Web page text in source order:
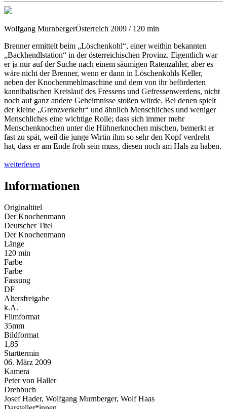
Wolfgang MurnbergerÖsterreich 2009 / 120 min
Brenner ermittelt beim „Löschenkohl“, einer weithin bekannten
„Backhendlstation“ in der österreichischen Provinz. Eigentlich war
er ja nur auf der Suche nach einem säumigen Ratenzahler, aber es
wäre nicht der Brenner, wenn er dann in Löschenkohls Keller,
neben der Knochenmehlmaschine und dem von ihr beförderten
kannibalischen Kreislauf des Fressens und Gefressenwerdens, nicht
noch auf ganz andere Geheimnisse stoßen würde. Bei denen spielt
der kleine „Grenzverkehr“ und ähnlich Menschliches und weniger
Menschliches eine wichtige Rolle; dass sich immer mehr
Menschenknochen unter die Hühnerknochen mischen, bemerkt er
fast zu spät, weil die junge Wirtin ihm so sehr den Kopf verdreht
hat, dass er am Ende froh sein muss, diesen noch am Hals zu haben.
weiterlesen
Informationen
Originaltitel
Der Knochenmann
Deutscher Titel
Der Knochenmann
Länge
120 min
Farbe
Farbe
Fassung
DF
Altersfreigabe
k.A.
Filmformat
35mm
Bildformat
1,85
Starttermin
06. März 2009
Kamera
Peter von Haller
Drehbuch
Josef Hader, Wolfgang Murnberger, Wolf Haas